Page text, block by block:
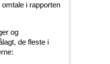
i rapporten
og
de fleste i